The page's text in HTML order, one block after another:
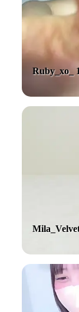
Ruby_xo_